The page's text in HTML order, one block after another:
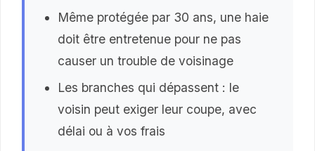
Même protégée par 30 ans, une haie
doit être entretenue pour ne pas
causer un trouble de voisinage
Les branches qui dépassent : le
voisin peut exiger leur coupe, avec
délai ou à vos frais